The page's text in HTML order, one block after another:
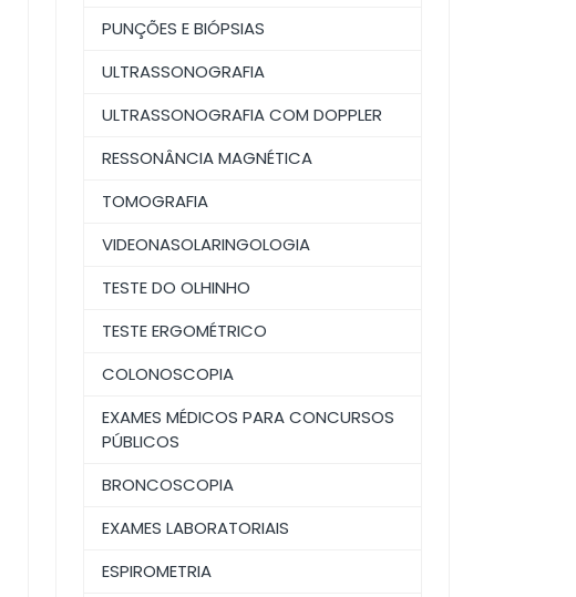
PUNÇÕES E BIÓPSIAS
ULTRASSONOGRAFIA
ULTRASSONOGRAFIA COM DOPPLER
RESSONÂNCIA MAGNÉTICA
TOMOGRAFIA
VIDEONASOLARINGOLOGIA
TESTE DO OLHINHO
TESTE ERGOMÉTRICO
COLONOSCOPIA
EXAMES MÉDICOS PARA CONCURSOS
PÚBLICOS
BRONCOSCOPIA
EXAMES LABORATORIAIS
ESPIROMETRIA